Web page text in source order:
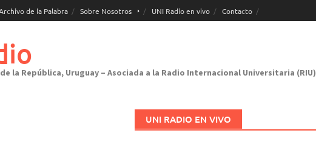
de la Palabra Sobre Nosotros UNI Radio en vivo Contacto
de la República, Uruguay – Asociada a la Radio Internacional Universitaria (RIU)
UNI RADIO EN VIVO